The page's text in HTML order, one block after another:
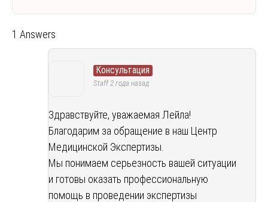
1 Answers
Консультация
Staff2 года назад
Здравствуйте, уважаемая Лейла!
Благодарим за обращение в наш Центр
Медицинской Экспертизы.
Мы понимаем серьезность вашей ситуации
и готовы оказать профессиональную
помощь в проведении экспертизы